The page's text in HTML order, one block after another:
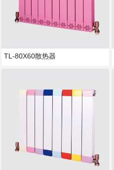
TL-80X60散热器